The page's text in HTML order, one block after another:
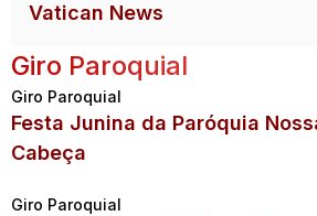
Vatican News
Giro Paroquial
Giro Paroquial
Festa Junina da Paróquia
Cabeça
Giro Paroquial